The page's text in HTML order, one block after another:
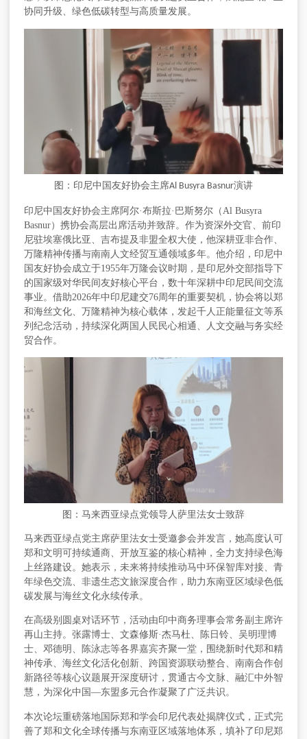
协同升级、绿色低碳转型与高质量发展。
图：印尼中国友好协会主席Al Busyra Basnur演讲
印尼中国友好协会主席阿尔·布斯拉·巴斯努尔（Al Busyra
Basnur）携协会高层出席活动并致辞。作为资深外交官、前印
尼驻埃塞俄比亚、吉布提及非盟全权大使，他深耕亚非合作、
万隆精神传播与南南人文经贸互通领域多年。他介绍，印尼中
国友好协会成立于1955年万隆会议时期，是印尼外交部指导下
的国家级对华民间友好核心平台，数十年深耕中印尼民间交流
事业。借助2026年中印尼建交76周年的重要契机，协会将以郑
和海丝文化、万隆精神为核心载体，发起千人正能量征文等系
列纪念活动，持续深化两国人民民心相通、人文交融与务实经
贸合作。
图：马来西亚绿点党领导人萨里法女士致辞
马来西亚绿点党主席萨里法女士受邀参会并发言，她高度认可
郑和文明可持续通商、开放互鉴的核心精神，全力支持绿色海
上丝路建设。她表示，未来将持续推动马中环保智库对接、青
年绿色交流、非遗生态文旅深度合作，助力东南亚区域绿色低
碳发展与海丝文化永续传承。
在高级别圆桌对话环节，活动由印中商务理事会常务副主席许
再山主持。张露博士、文森修斯·杰马杜、陈日铃、吴明理博
士、邓德明、陈泳志等各界嘉宾齐聚一堂，围绕新时代郑和精
神传承、海丝文化活化创新、跨国资源联动整合、南南合作创
新路径等核心议题展开深度研讨，贯通古今文脉、融汇中外智
慧，为深化中国—东盟多元合作凝聚了广泛共识。
本次论坛重磅落地国际郑和学会印尼代表处揭牌仪式，正式完
善了郑和文化全球传播与东南亚区域落地体系，填补了印尼郑